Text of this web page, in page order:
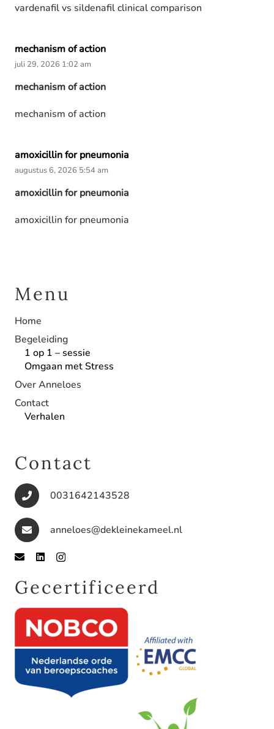
vardenafil vs sildenafil clinical comparison
mechanism of action
juli 29, 2026 1:02 am
mechanism of action
mechanism of action
amoxicillin for pneumonia
augustus 6, 2026 5:54 am
amoxicillin for pneumonia
amoxicillin for pneumonia
Menu
Home
Begeleiding
1 op 1 – sessie
Omgaan met Stress
Over Anneloes
Contact
Verhalen
Contact
0031642143528
anneloes@dekleinekameel.nl
Gecertificeerd